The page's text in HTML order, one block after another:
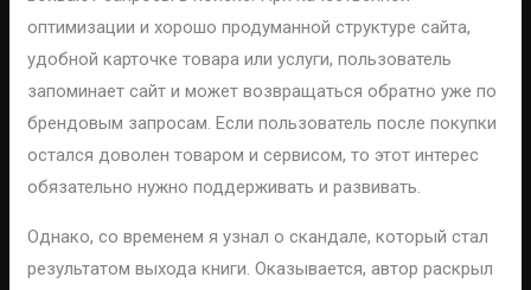
оптимизации и хорошо продуманной структуре сайта,
удобной карточке товара или услуги, пользователь
запоминает сайт и может возвращаться обратно уже по
брендовым запросам. Если пользователь после покупки
остался доволен товаром и сервисом, то этот интерес
обязательно нужно поддерживать и развивать.
Однако, со временем я узнал о скандале, который стал
результатом выхода книги. Оказывается, автор раскрыл